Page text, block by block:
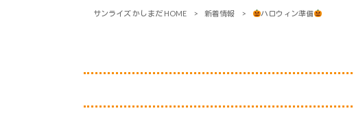
サンライズ かしまだ HOME > 新着情報 > ハロウィン準備